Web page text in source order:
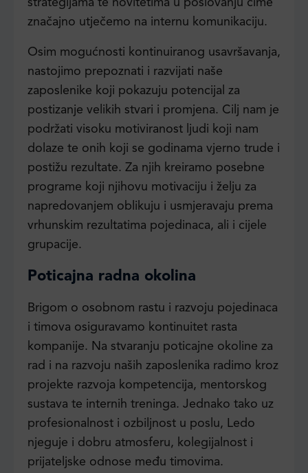
značajno utječemo na internu komunikaciju.
Osim mogućnosti kontinuiranog usavršavanja,
nastojimo prepoznati i razvijati naše
zaposlenike koji pokazuju potencijal za
postizanje velikih stvari i promjena. Cilj nam je
podržati visoku motiviranost ljudi koji nam
dolaze te onih koji se godinama vjerno trude i
postižu rezultate. Za njih kreiramo posebne
programe koji njihovu motivaciju i želju za
napredovanjem oblikuju i usmjeravaju prema
vrhunskim rezultatima pojedinaca, ali i cijele
grupacije.
Poticajna radna okolina
Brigom o osobnom rastu i razvoju pojedinaca
i timova osiguravamo kontinuitet rasta
kompanije. Na stvaranju poticajne okoline za
rad i na razvoju naših zaposlenika radimo kroz
projekte razvoja kompetencija, mentorskog
sustava te internih treninga. Jednako tako uz
profesionalnost i ozbiljnost u poslu, Ledo
njeguje i dobru atmosferu, kolegijalnost i
prijateljske odnose među timovima.